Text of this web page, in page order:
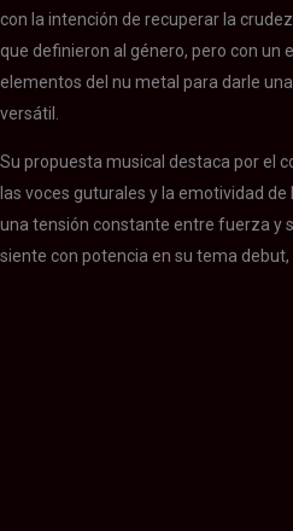
con la intención de recuperar la
que definieron al género, pero con un
elementos del nu metal para darle
versátil.
Su propuesta musical destaca por el
las voces guturales y la emotividad
una tensión constante entre fuerza y
siente con potencia en su tema debut,